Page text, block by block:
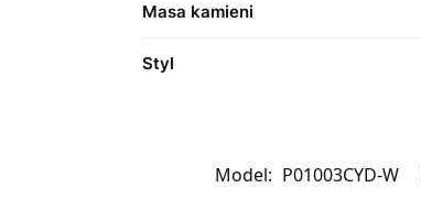
Masa kamieni
Styl
Model: P01003CYD-W